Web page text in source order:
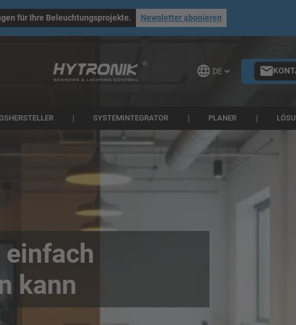
für Ihre Beleuchtungsprojekte. Newsletter abonieren
DE
SYSTEMINTEGRATOR PLANER
einfach
kann